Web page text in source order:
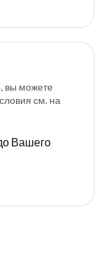
вы можете
см. на
Вашего